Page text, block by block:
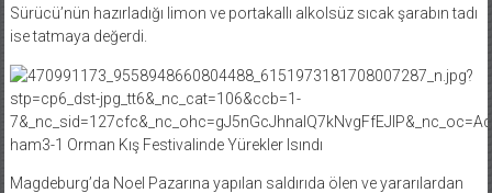
Sürücü’nün hazırladığı limon ve portakallı alkolsüz sıcakşarabın tadı
ise tatmaya değerdi.
Magdeburg’da Noel Pazarına yapılan saldırıda ölen ve yararılardan